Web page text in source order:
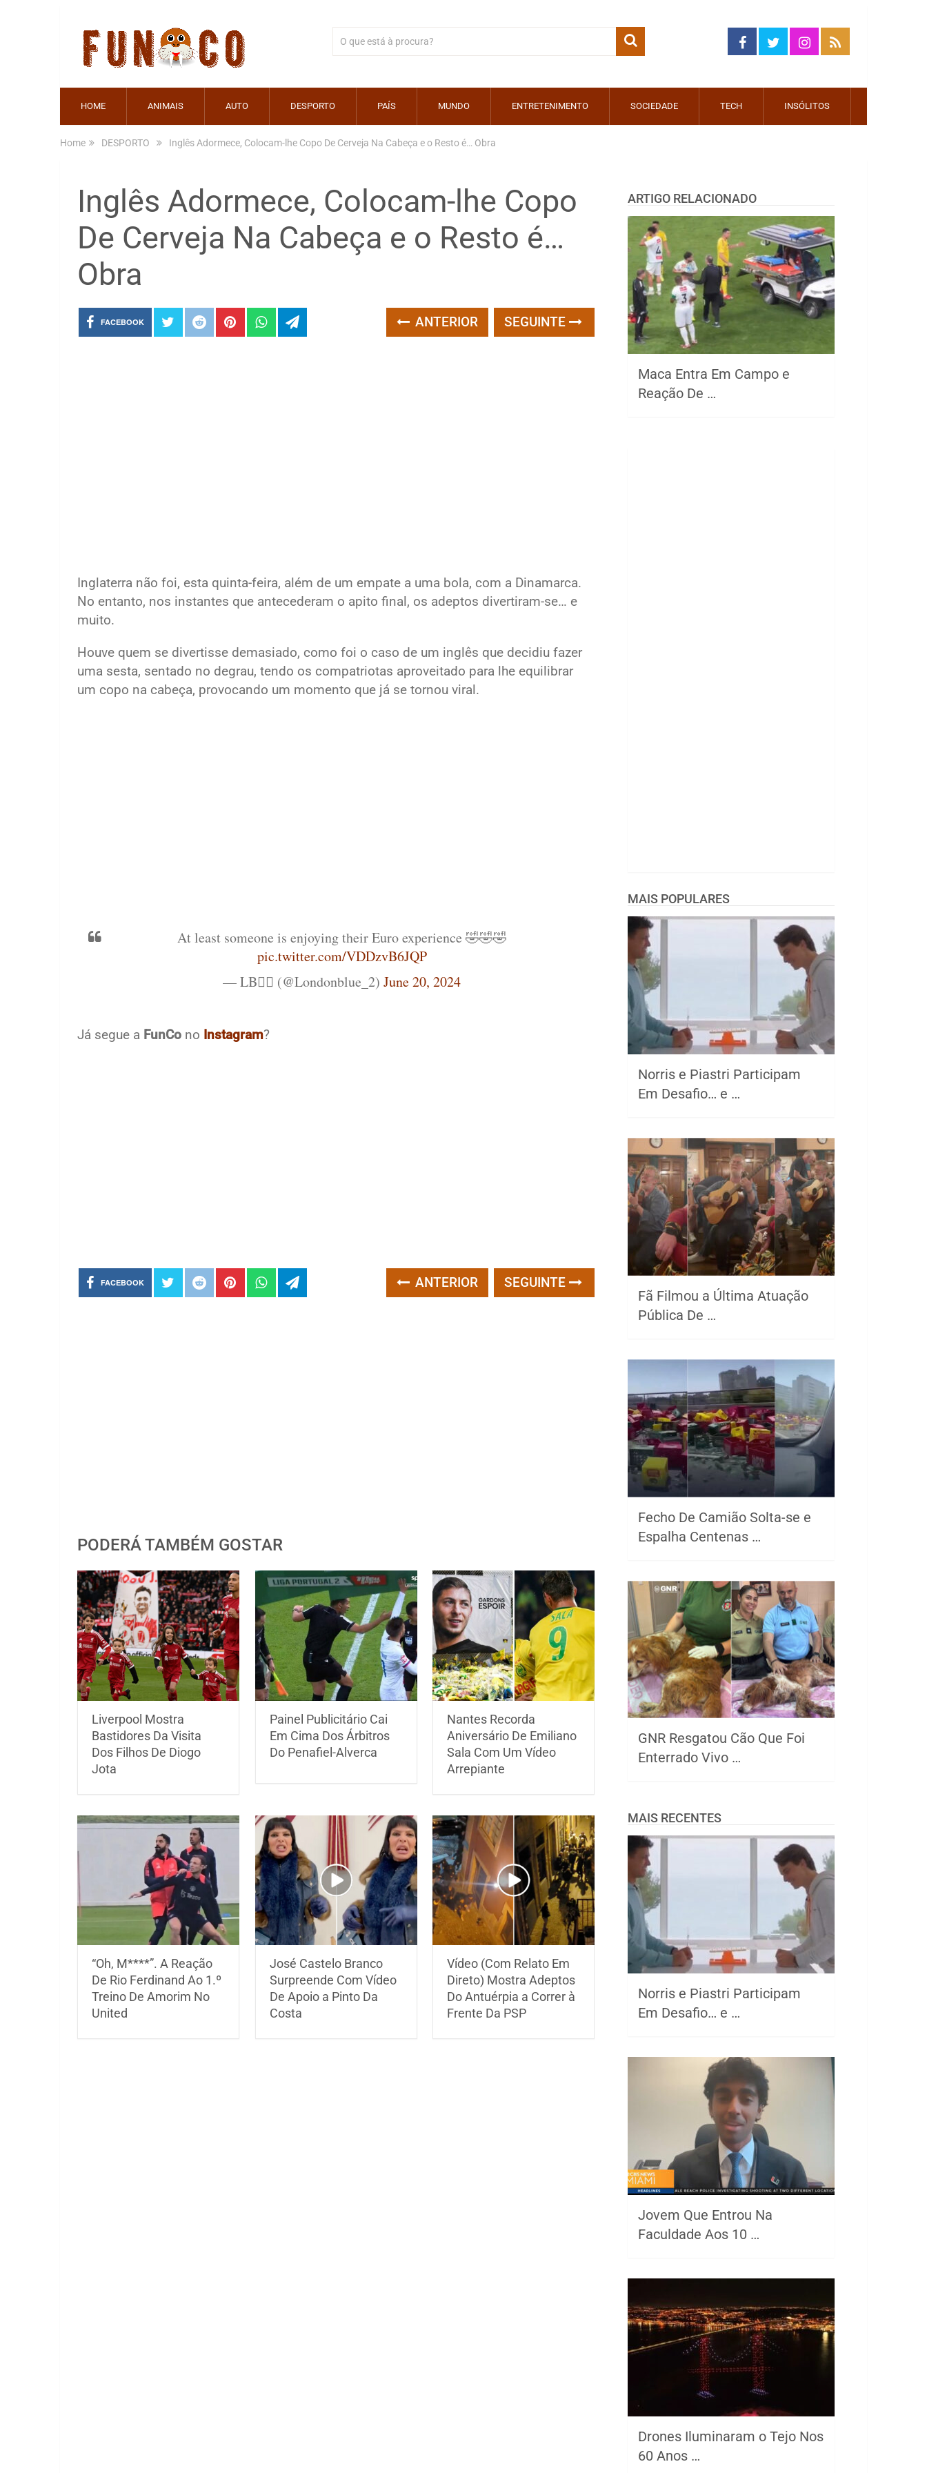
HOME ANIMAIS AUTO DESPORTO PAÍS MUNDO ENTRETENIMENTO SOCIEDADE TECH INSÓLITOS
Home DESPORTO Inglês Adormece, Colocam-lhe Copo De Cerveja Na Cabeça e o Resto é… Obra
Inglês Adormece, Colocam-lhe Copo
De Cerveja Na Cabeça e o Resto é…
Obra
FACEBOOK ANTERIOR SEGUINTE
Inglaterra não foi, esta quinta-feira, além de um empate a uma bola, com a Dinamarca.
No entanto, nos instantes que antecederam o apito final, os adeptos divertiram-se… e
muito.
Houve quem se divertisse demasiado, como foi o caso de um inglês que decidiu fazer
uma sesta, sentado no degrau, tendo os compatriotas aproveitado para lhe equilibrar
um copo na cabeça, provocando um momento que já se tornou viral.
At least someone is enjoying their Euro experience 🤣🤣🤣
pic.twitter.com/VDDzvB6JQP
— LB✌🏽 (@Londonblue_2)June 20, 2024
Já segue a FunCo no Instagram?
FACEBOOK ANTERIOR SEGUINTE
PODERÁ TAMBÉM GOSTAR
Liverpool Mostra
Bastidores Da Visita
Dos Filhos De Diogo
Jota
Painel Publicitário Cai
Em Cima Dos Árbitros
Do Penafiel-Alverca
Nantes Recorda
Aniversário De Emiliano
Sala Com Um Vídeo
Arrepiante
“Oh, M****”. A Reação
De Rio Ferdinand Ao 1.º
Treino De Amorim No
United
José Castelo Branco
Surpreende Com Vídeo
De Apoio a Pinto Da
Costa
Vídeo (Com Relato Em
Direto) Mostra Adeptos
Do Antuérpia a Correr à
Frente Da PSP
ARTIGO RELACIONADO
Maca Entra Em Campo e
Reação De …
MAIS POPULARES
Norris e Piastri Participam
Em Desafio… e …
Fã Filmou a Última Atuação
Pública De …
Fecho De Camião Solta-se e
Espalha Centenas …
GNR Resgatou Cão Que Foi
Enterrado Vivo …
MAIS RECENTES
Norris e Piastri Participam
Em Desafio… e …
Jovem Que Entrou Na
Faculdade Aos 10 …
Drones Iluminaram o Tejo Nos
60 Anos …